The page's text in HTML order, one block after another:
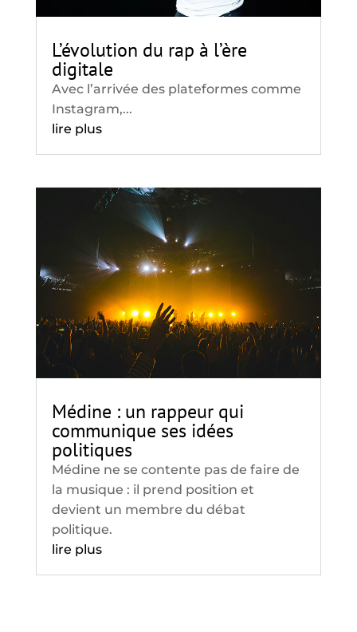
L’évolution du rap à l’ère
digitale
Avec l’arrivée des plateformes comme
Instagram,...
lire plus
Médine : un rappeur qui
communique ses idées
politiques
Médine ne se contente pas de faire de
la musique : il prend position et
devient un membre du débat
politique.
lire plus